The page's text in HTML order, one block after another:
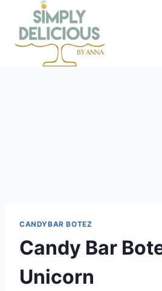
CANDYBAR BOTEZ
Candy Bar
Unicorn